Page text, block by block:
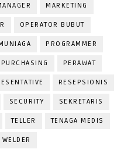
MARKETING
OPERATOR BUBUT
PROGRAMMER
PURCHASING PERAWAT
RESEPSIONIS
SECURITY SEKRETARIS
TELLER TENAGA MEDIS
WELDER